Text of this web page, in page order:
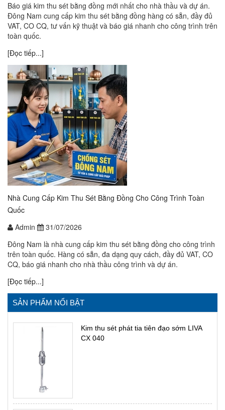
Báo giá kim thu sét bằng đồng mới nhất cho nhà thầu và dự án.
Đông Nam cung cấp kim thu sét bằng đồng hàng có sẵn, đầy đủ
VAT, CO CQ, tư vấn kỹ thuật và báo giá nhanh cho công trình trên
toàn quốc.
[Đọc tiếp...]
Nhà Cung Cấp Kim Thu Sét Bằng Đồng Cho Công Trình Toàn
Quốc
Admin
31/07/2026
Đông Nam là nhà cung cấp kim thu sét bằng đồng cho công trình
trên toàn quốc. Hàng có sẵn, đa dạng quy cách, đầy đủ VAT, CO
CQ, báo giá nhanh cho nhà thầu công trình và dự án.
[Đọc tiếp...]
SẢN PHẨM NỔI BẬT
Kim thu sét phát tia tiên đạo sớm LIVA
CX 040